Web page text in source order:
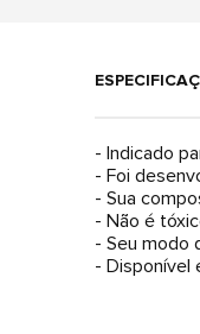
- Indicado
- Foi
- Sua
- Não é
- Seu modo
- Disponível